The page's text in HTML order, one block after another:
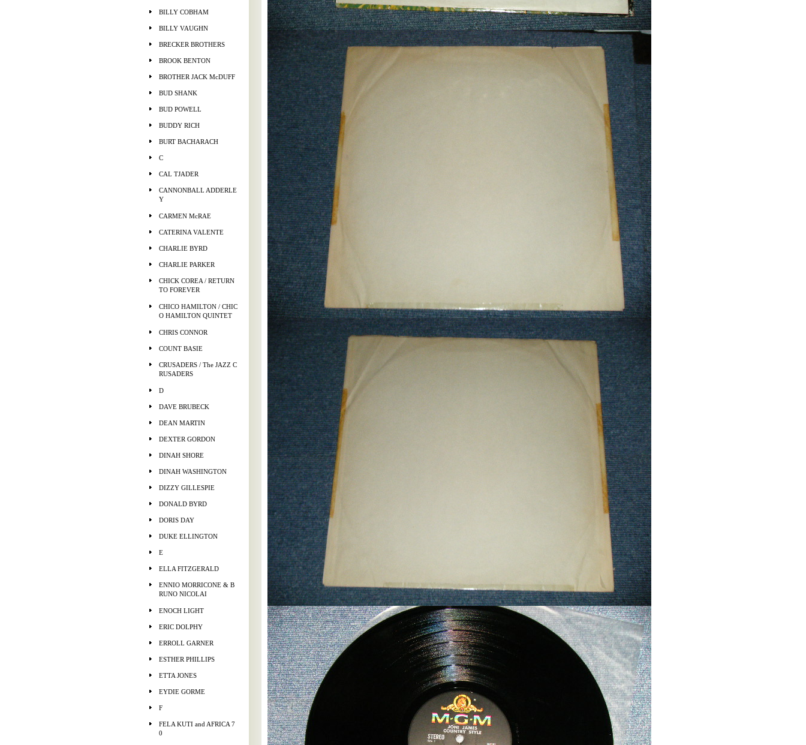
BILLY COBHAM
BILLY VAUGHN
BRECKER BROTHERS
BROOK BENTON
BROTHER JACK McDUFF
BUD SHANK
BUD POWELL
BUDDY RICH
BURT BACHARACH
C
CAL TJADER
CANNONBALL ADDERLE
Y
CARMEN McRAE
CATERINA VALENTE
CHARLIE BYRD
CHARLIE PARKER
CHICK COREA / RETURN
TO FOREVER
CHICO HAMILTON / CHIC
O HAMILTON QUINTET
CHRIS CONNOR
COUNT BASIE
CRUSADERS / The JAZZ C
RUSADERS
D
DAVE BRUBECK
DEAN MARTIN
DEXTER GORDON
DINAH SHORE
DINAH WASHINGTON
DIZZY GILLESPIE
DONALD BYRD
DORIS DAY
DUKE ELLINGTON
E
ELLA FITZGERALD
ENNIO MORRICONE & B
RUNO NICOLAI
ENOCH LIGHT
ERIC DOLPHY
ERROLL GARNER
ESTHER PHILLIPS
ETTA JONES
EYDIE GORME
F
FELA KUTI and AFRICA 7
0